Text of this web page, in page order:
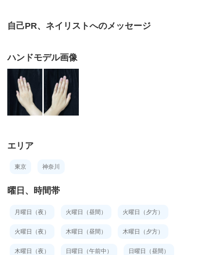
自己PR、ネイリストへのメッセージ
ハンドモデル画像
エリア
東京 神奈川
曜日、時間帯
月曜日（夜） 火曜日（昼間） 火曜日（夕方）
火曜日（夜） 木曜日（昼間） 木曜日（夕方）
木曜日（夜） 日曜日（午前中） 日曜日（昼間）